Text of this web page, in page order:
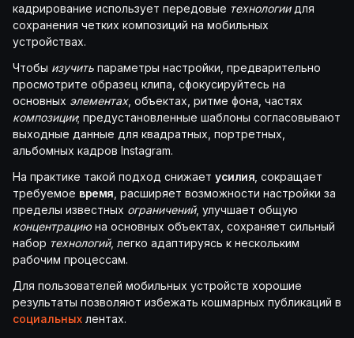
кадрирование использует передовые технологиидля
сохранения четких композиций на мобильных
устройствах.
Чтобы изучить параметры настройки, предварительно
просмотрите образец клипа, сфокусируйтесь на
основных элементах, объектах, ритме фона, частях
композиции; предустановленные шаблоны согласовывают
выходные данные для квадратных, портретных,
альбомных кадров Instagram.
На практике такой подход снижает усилия , сокращает
требуемое время , расширяет возможности настройки за
пределы известных ограничений, улучшает общую
концентрациюна основных объектах, сохраняет сильный
набор технологий, легко адаптируясь к нескольким
рабочим процессам.
Для пользователей мобильных устройств хорошие
результаты позволяют избежать кошмарных публикаций в
социальных лентах.